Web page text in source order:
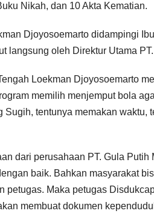
Nikah, dan 10 Akta Kematian.
Djoyosoemarto didampingi
langsung oleh Direktur Utama
Loekman Djoyosoemarto
memilih menjemput bola
tentunya memakan waktu,
dari perusahaan PT. Gula
baik. Bahkan masyarakat
petugas. Maka petugas
membuat dokumen